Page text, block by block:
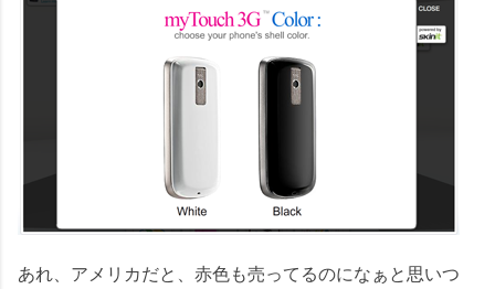
あれ、アメリカだと、赤色も売ってるのになぁと思いつ